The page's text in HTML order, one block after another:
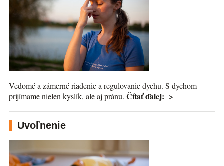
Vedomé a zámerné riadenie a regulovanie dychu. S dychom
prijímame nielen kyslík, ale aj pránu. Čítať ďalej: >
Uvoľnenie